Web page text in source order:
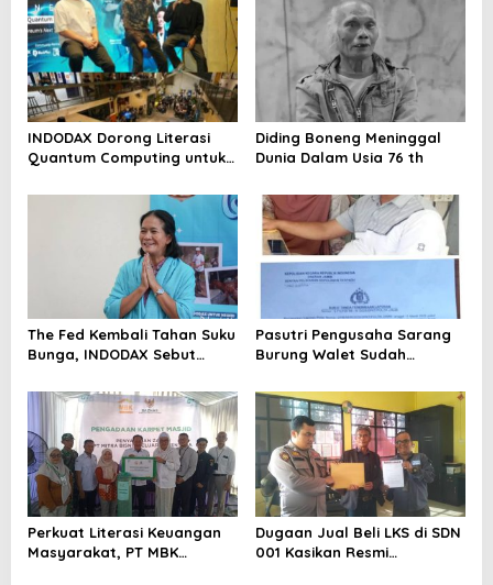
INDODAX Dorong Literasi
Quantum Computing untuk
Blockchain
Diding Boneng Meninggal
Dunia Dalam Usia 76 th
The Fed Kembali Tahan Suku
Bunga, INDODAX Sebut
Sentimen Pasar
Pasutri Pengusaha Sarang
Burung Walet Sudah
Pelapor Desak Polda Jambi
Segera Lakukan Penahanan
Perkuat Literasi Keuangan
Masyarakat, PT MBK
Dugaan Jual Beli LKS di SDN
001 Kasikan Resmi